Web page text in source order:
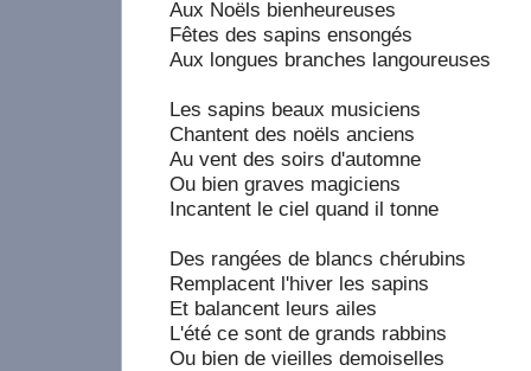
Aux Noëls bienheureuses
Fêtes des sapins ensongés
Aux longues branches langoureuses
Les sapins beaux musiciens
Chantent des noëls anciens
Au vent des soirs d'automne
Ou bien graves magiciens
Incantent le ciel quand il tonne
Des rangées de blancs chérubins
Remplacent l'hiver les sapins
Et balancent leurs ailes
L'été ce sont de grands rabbins
Ou bien de vieilles demoiselles